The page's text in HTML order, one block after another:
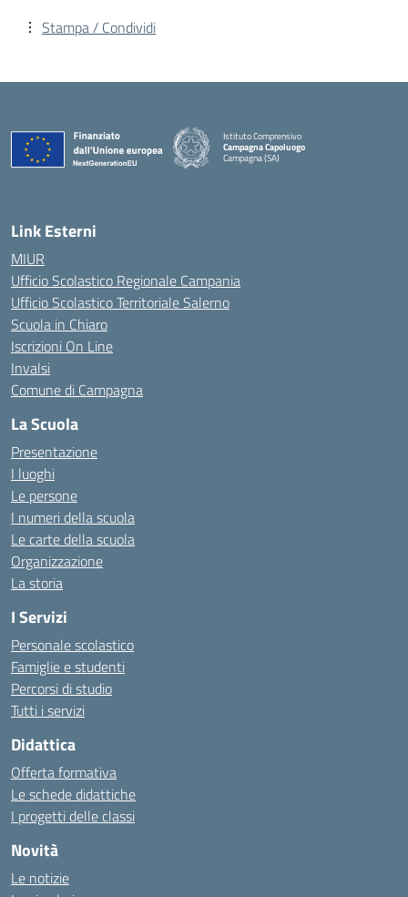
Stampa / Condividi
Istituto Comprensivo
Campagna Capoluogo
Campagna (SA)
Link Esterni
MIUR
Ufficio Scolastico Regionale Campania
Ufficio Scolastico Territoriale Salerno
Scuola in Chiaro
Iscrizioni On Line
Invalsi
Comune di Campagna
La Scuola
Presentazione
I luoghi
Le persone
I numeri della scuola
Le carte della scuola
Organizzazione
La storia
I Servizi
Personale scolastico
Famiglie e studenti
Percorsi di studio
Tutti i servizi
Didattica
Offerta formativa
Le schede didattiche
I progetti delle classi
Novità
Le notizie